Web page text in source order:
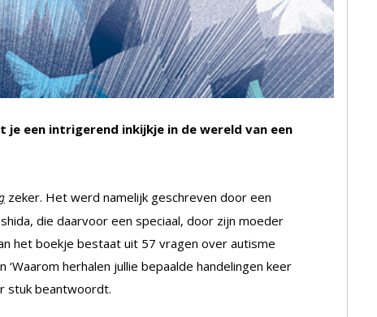
je een intrigerend inkijkje in de wereld van een
zeker. Het werd namelijk geschreven door een
die daarvoor een speciaal, door zijn moeder
het boekje bestaat uit 57 vragen over autisme
‘Waarom herhalen jullie bepaalde handelingen keer
stuk beantwoordt.